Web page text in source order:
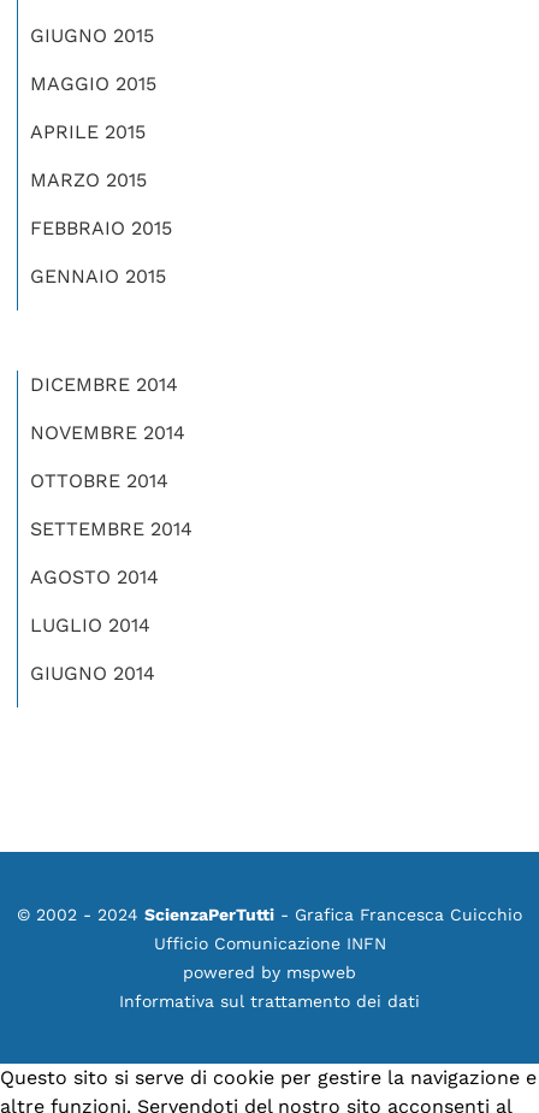
GIUGNO 2015
MAGGIO 2015
APRILE 2015
MARZO 2015
FEBBRAIO 2015
GENNAIO 2015
DICEMBRE 2014
NOVEMBRE 2014
OTTOBRE 2014
SETTEMBRE 2014
AGOSTO 2014
LUGLIO 2014
GIUGNO 2014
© 2002 - 2024 ScienzaPerTutti - Grafica Francesca Cuicchio
Ufficio Comunicazione INFN
powered by mspweb
Informativa sul trattamento dei dati
Questo sito si serve di cookie per gestire la navigazione e
altre funzioni. Servendoti del nostro sito acconsenti al